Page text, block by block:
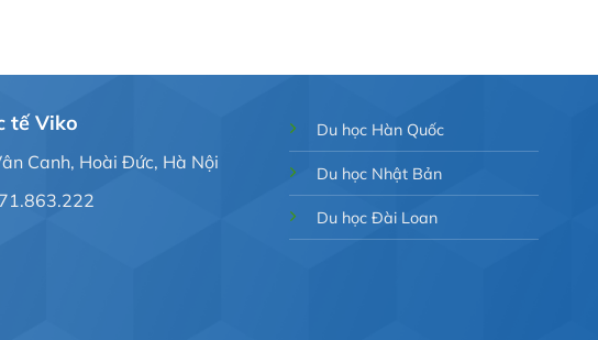
tế Viko
Canh, Hoài Đức, Hà Nội
Du học Hàn Quốc
Du học Nhật Bản
Du học Đài Loan